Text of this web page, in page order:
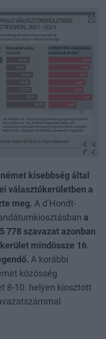
kisebbség által
választókerületben a
meg. A d’Hondt-
a
778 szavazat azonban
mindössze 16.
A korábbi
közösség
8-10. helyen kiosztott